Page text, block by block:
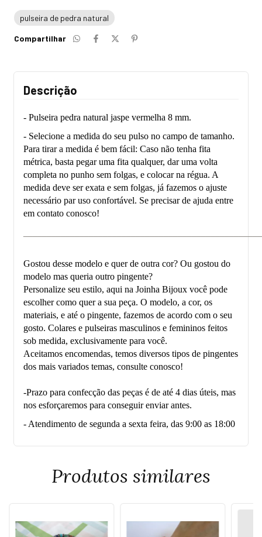
pulseira de pedra natural
Compartilhar
Descrição
- Pulseira pedra natural jaspe vermelha 8 mm.
- Selecione a medida do seu pulso no campo de tamanho.
Para tirar a medida é bem fácil: Caso não tenha fita
métrica, basta pegar uma fita qualquer, dar uma volta
completa no punho sem folgas, e colocar na régua. A
medida deve ser exata e sem folgas, já fazemos o ajuste
necessário par uso confortável. Se precisar de ajuda entre
em contato conosco!
Gostou desse modelo e quer de outra cor? Ou gostou do
modelo mas queria outro pingente?
Personalize seu estilo, aqui na Joinha Bijoux você pode
escolher como quer a sua peça. O modelo, a cor, os
materiais, e até o pingente, fazemos de acordo com o seu
gosto. Colares e pulseiras masculinos e femininos feitos
sob medida, exclusivamente para você.
Aceitamos encomendas, temos diversos tipos de pingentes
dos mais variados temas, consulte conosco!
-Prazo para confecção das peças é de até 4 dias úteis, mas
nos esforçaremos para conseguir enviar antes.
- Atendimento de segunda a sexta feira, das 9:00 as 18:00
Produtos similares